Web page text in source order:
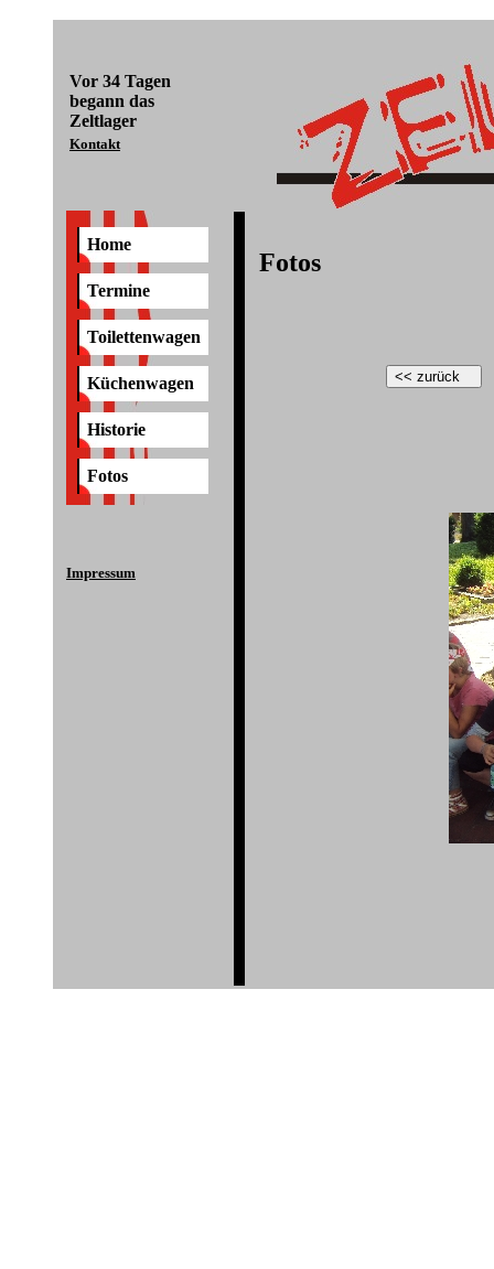
Vor 34 Tagen
begann das
Zeltlager
Kontakt
Home
Termine
Toilettenwagen
Küchenwagen
Historie
Fotos
Impressum
Fotos